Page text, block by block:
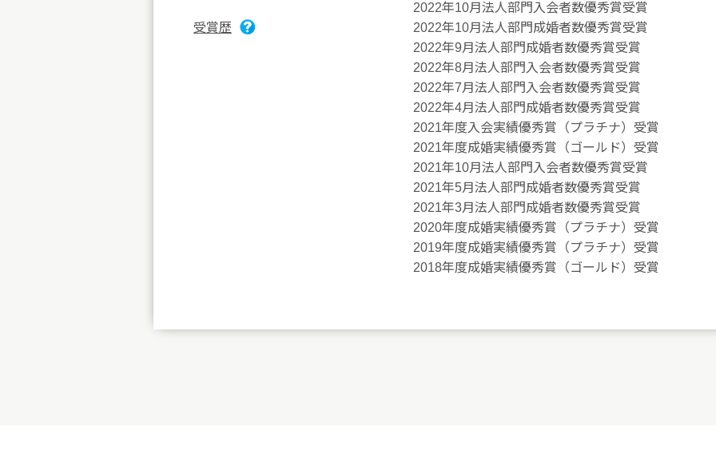
受賞歴
2022年10月法人部門入会者数優秀賞受賞
2022年10月法人部門成婚者数優秀賞受賞
2022年9月法人部門成婚者数優秀賞受賞
2022年8月法人部門入会者数優秀賞受賞
2022年7月法人部門入会者数優秀賞受賞
2022年4月法人部門成婚者数優秀賞受賞
2021年度入会実績優秀賞（プラチナ）受賞
2021年度成婚実績優秀賞（ゴールド）受賞
2021年10月法人部門入会者数優秀賞受賞
2021年5月法人部門成婚者数優秀賞受賞
2021年3月法人部門成婚者数優秀賞受賞
2020年度成婚実績優秀賞（プラチナ）受賞
2019年度成婚実績優秀賞（プラチナ）受賞
2018年度成婚実績優秀賞（ゴールド）受賞